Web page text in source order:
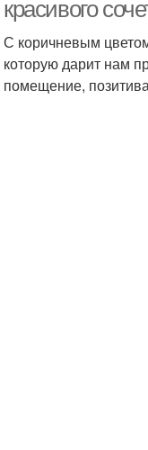
красивого
С коричневым
которую дарит нам
помещение,